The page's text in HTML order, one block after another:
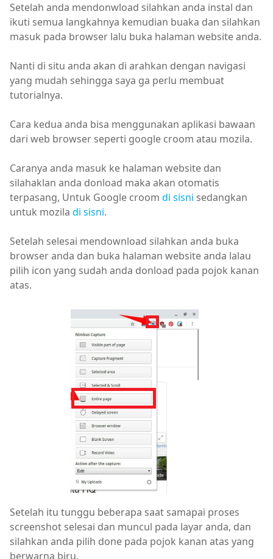
Setelah anda mendonwload silahkan anda instal dan
ikuti semua langkahnya kemudian buaka dan silahkan
masuk pada browser lalu buka halaman website anda.
Nanti di situ anda akan di arahkan dengan navigasi
yang mudah sehingga saya ga perlu membuat
tutorialnya.
Cara kedua anda bisa menggunakan aplikasi bawaan
dari web browser seperti google croom atau mozila.
Caranya anda masuk ke halaman website dan
silahaklan anda donload maka akan otomatis
terpasang, Untuk Google croom di sisni sedangkan
untuk mozila di sisni.
Setelah selesai mendownload silahkan anda buka
browser anda dan buka halaman website anda lalau
pilih icon yang sudah anda donload pada pojok kanan
atas.
Setelah itu tunggu beberapa saat samapai proses
screenshot selesai dan muncul pada layar anda, dan
silahkan anda pilih done pada pojok kanan atas yang
berwarna biru.